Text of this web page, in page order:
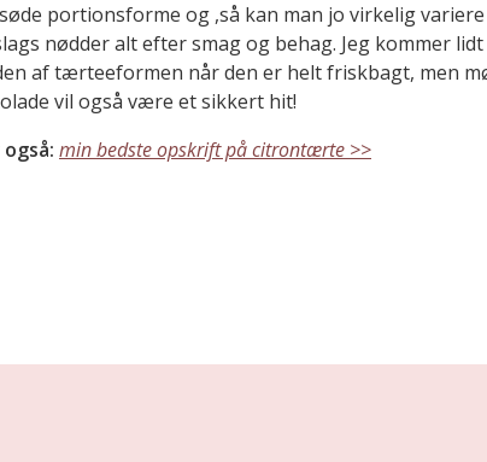
portionsforme og ,så kan man jo virkelig
nødder alt efter smag og behag. Jeg kommer
af tærteeformen når den er helt friskbagt, men
vil også være et sikkert hit!
min bedste opskrift på citrontærte >>